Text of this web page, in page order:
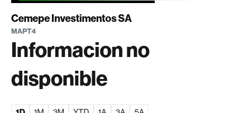
Cemepe Investimentos SA
MAPT4
Informacion no
disponible